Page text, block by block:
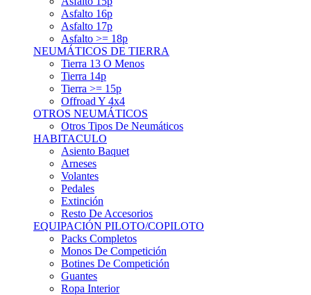
Asfalto 16p
Asfalto 17p
Asfalto >= 18p
NEUMÁTICOS DE TIERRA
Tierra 13 O Menos
Tierra 14p
Tierra >= 15p
Offroad Y 4x4
OTROS NEUMÁTICOS
Otros Tipos De Neumáticos
HABITACULO
Asiento Baquet
Arneses
Volantes
Pedales
Extinción
Resto De Accesorios
EQUIPACIÓN PILOTO/COPILOTO
Packs Completos
Monos De Competición
Botines De Competición
Guantes
Ropa Interior